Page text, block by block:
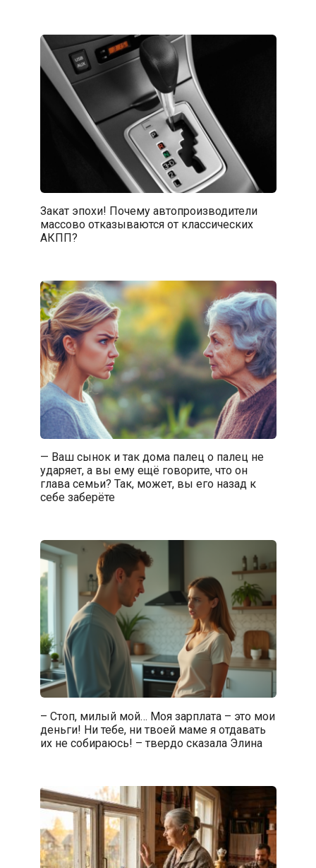
Закат эпохи! Почему автопроизводители
массово отказываются от классических
АКПП?
— Ваш сынок и так дома палец о палец не
ударяет, а вы ему ещё говорите, что он
глава семьи? Так, может, вы его назад к
себе заберёте
– Стоп, милый мой… Моя зарплата – это мои
деньги! Ни тебе, ни твоей маме я отдавать
их не собираюсь! – твердо сказала Элина